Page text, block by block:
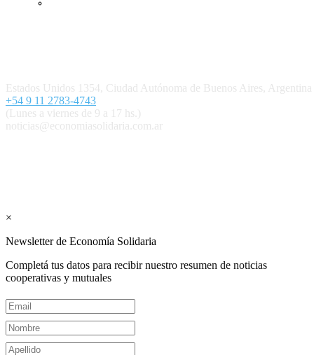
Estados Unidos 1354, Ciudad Autónoma de Buenos Aires,
+54 9 11 2783-4743
(Lunes a viernes de 9 a 17 hs.)
noticias@economiasolidaria.com.ar
×
Newsletter de Economía Solidaria
Completá tus datos para recibir nuestro resumen de noticias
cooperativas y mutuales